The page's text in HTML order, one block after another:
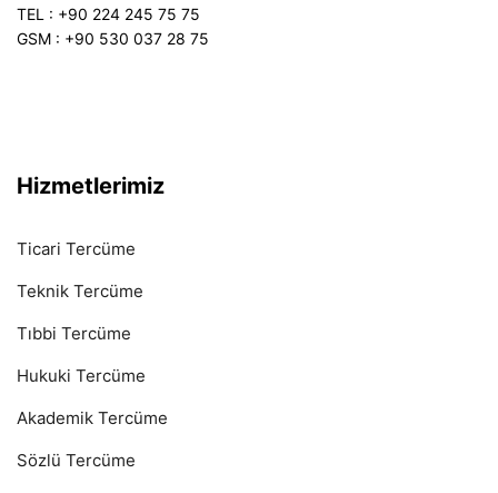
TEL : +90 224 245 75 75
GSM : +90 530 037 28 75
Hizmetlerimiz
Ticari Tercüme
Teknik Tercüme
Tıbbi Tercüme
Hukuki Tercüme
Akademik Tercüme
Sözlü Tercüme